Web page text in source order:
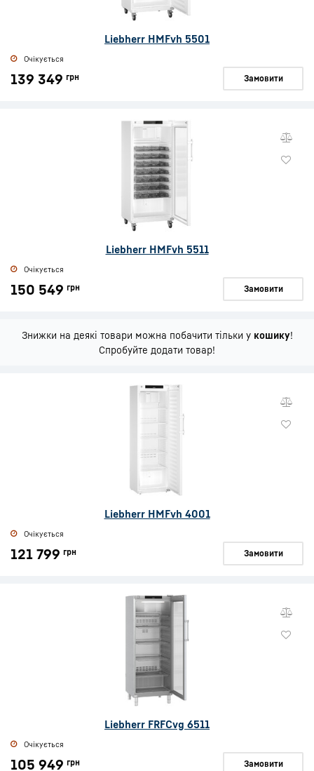
Liebherr HMFvh 5501
Очікується
139 349 грн Замовити
Liebherr HMFvh 5511
Очікується
150 549 грн Замовити
Знижки на деякі товари можна побачити тільки у кошику!
Спробуйте додати товар!
Liebherr HMFvh 4001
Очікується
121 799 грн Замовити
Liebherr FRFCvg 6511
Очікується
105 949 грн Замовити